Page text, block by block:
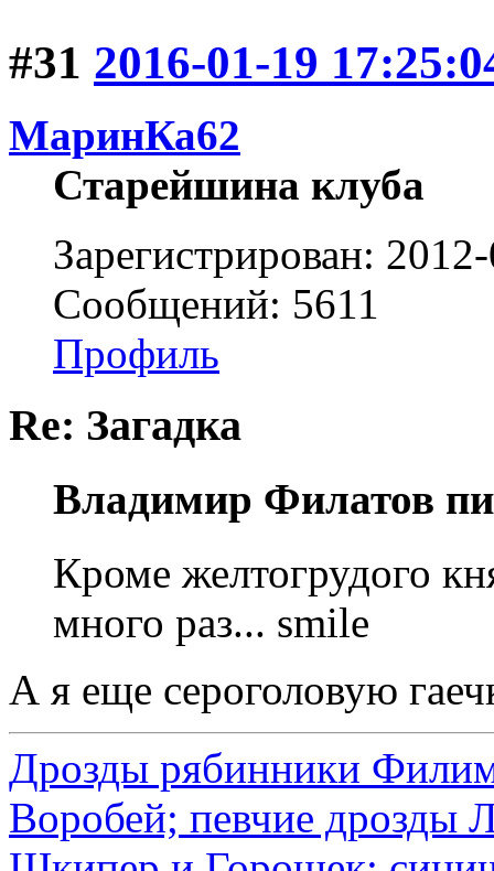
#31 2016-01-19
МаринКа62
Старейшина клуба
Зарегистрирован:
Сообщений: 5611
Профиль
Re: Загадка
Владимир Филатов
Кроме желтогрудого
много раз... smile
А я еще сероголовую
Дрозды рябинники
Воробей; певчие дрозды